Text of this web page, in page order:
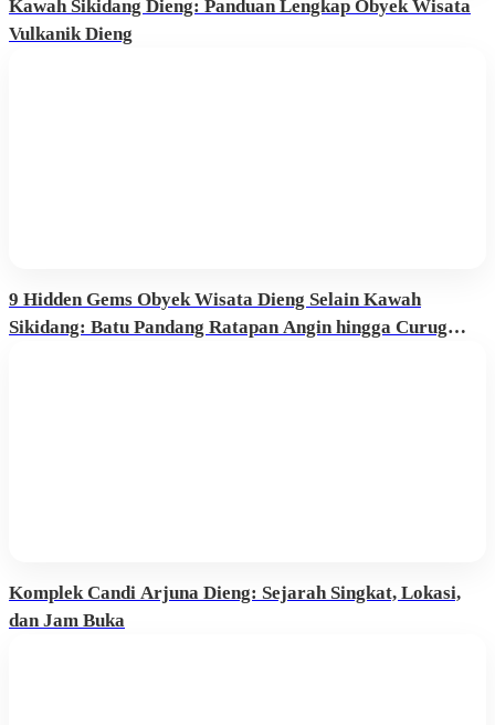
Kawah Sikidang Dieng: Panduan Lengkap Obyek Wisata
Vulkanik Dieng
9 Hidden Gems Obyek Wisata Dieng Selain Kawah
Sikidang: Batu Pandang Ratapan Angin hingga Curug
Komplek Candi Arjuna Dieng: Sejarah Singkat, Lokasi,
dan Jam Buka